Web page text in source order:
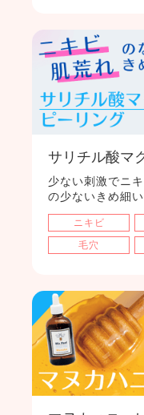
サリチル酸マ
少ない刺激でニ
の少ないきめ細
ニキビ
毛穴